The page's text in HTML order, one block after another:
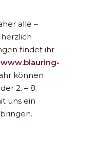
alle –
findet ihr
www.blauring-
können
2. – 8.
uns ein